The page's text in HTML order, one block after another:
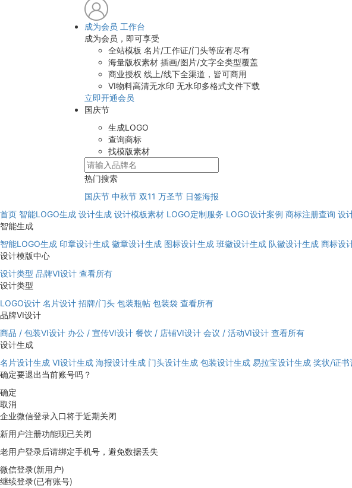
成为会员 工作台
成为会员，即可享受
全站模板 名片/工作证/门头等应有尽有
海量版权素材 插画/图片/文字全类型覆盖
商业授权 线上/线下全渠道，皆可商用
VI物料高清无水印 无水印多格式文件下载
立即开通会员
国庆节
生成LOGO
查询商标
找模版素材
热门搜索
国庆节 中秋节 双11 万圣节 日签海报
首页 智能LOGO生成 设计生成 设计模板素材 LOGO定制服务 LOGO设计案例 商标注册查询 设
智能生成
智能LOGO生成 印章设计生成 徽章设计生成 图标设计生成 班徽设计生成 队徽设计生成 商标设
设计模版中心
设计类型 品牌VI设计 查看所有
设计类型
LOGO设计 名片设计 招牌/门头 包装瓶帖 包装袋 查看所有
品牌VI设计
商品 / 包装VI设计 办公 / 宣传VI设计 餐饮 / 店铺VI设计 会议 / 活动VI设计 查看所有
设计生成
名片设计生成 VI设计生成 海报设计生成 门头设计生成 包装设计生成 易拉宝设计生成 奖状/证书
确定要退出当前账号吗？
确定
取消
企业微信登录入口将于近期关闭
新用户注册功能现已关闭
老用户登录后请绑定手机号，避免数据丢失
微信登录(新用户)
继续登录(已有账号)